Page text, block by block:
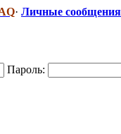
· Личные сообщения
Пароль: